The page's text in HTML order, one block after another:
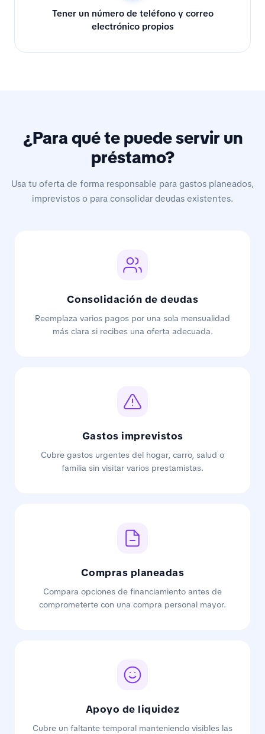
Tener un número de teléfono y correo
electrónico propios
¿Para qué te puede servir un
préstamo?
Usa tu oferta de forma responsable para gastos planeados,
imprevistos o para consolidar deudas existentes.
Consolidación de deudas
Reemplaza varios pagos por una sola mensualidad
más clara si recibes una oferta adecuada.
Gastos imprevistos
Cubre gastos urgentes del hogar, carro, salud o
familia sin visitar varios prestamistas.
Compras planeadas
Compara opciones de financiamiento antes de
comprometerte con una compra personal mayor.
Apoyo de liquidez
Cubre un faltante temporal manteniendo visibles las